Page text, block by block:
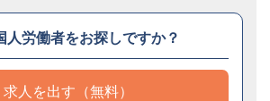
人労働者をお探しですか？
求人を出す（無料）